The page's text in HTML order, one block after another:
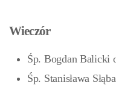
Wieczór
Śp. Bogdan Balicki
Śp. Stanisława